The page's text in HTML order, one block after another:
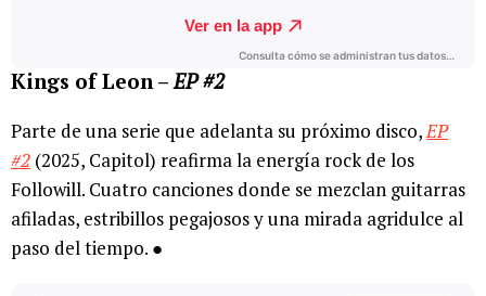
Kings of Leon –EP #2
Parte de una serie que adelanta su próximo disco,EP
#2 (2025, Capitol) reafirma la energía rock de los
Followill. Cuatro canciones donde se mezclan guitarras
afiladas, estribillos pegajosos y una mirada agridulce al
paso del tiempo. ●